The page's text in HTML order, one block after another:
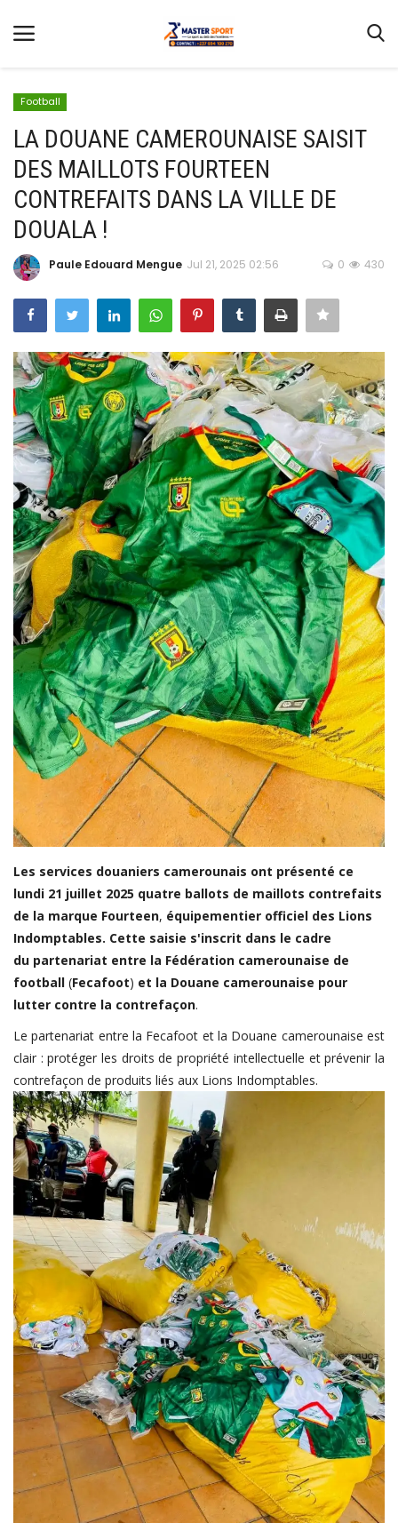
Home
Contact
Football
Gallery
Terms & Conditions
Athlétisme
Sports
CAN FÉMININE
LDC/ COUPE CAF
CAN TOTALENERGIES
Lions Indomptables
CAF
Lionnes Indomptables
Judo
Elite Football
Mercato
GSL
FEMMES & SPORT
Inside JOJ Dakar 2026
Cyclisme
FIFA
Actualités
Business du sport
Guides & Dossiers
Handball
Volleyball
Basketball
Arts Martiaux
Rugby
Tennis
Extra
Autres Sports
Login
Register
English
Football
LA DOUANE CAMEROUNAISE SAISIT
DES MAILLOTS FOURTEEN
CONTREFAITS DANS LA VILLE DE
DOUALA !
Paule Edouard Mengue Jul 21, 2025 02:56 430
0
Les services douaniers camerounais ont présenté ce
lundi 21 juillet 2025 quatre ballots de maillots contrefaits
de la marque Fourteen, équipementier officiel des Lions
Indomptables. Cette saisie s'inscrit dans le cadre
du partenariat entre la Fédération camerounaise de
football (Fecafoot) et la Douane camerounaise pour
lutter contre la contrefaçon.
Le partenariat entre la Fecafoot et la Douane camerounaise est
clair : protéger les droits de propriété intellectuelle et prévenir la
contrefaçon de produits liés aux Lions Indomptables.